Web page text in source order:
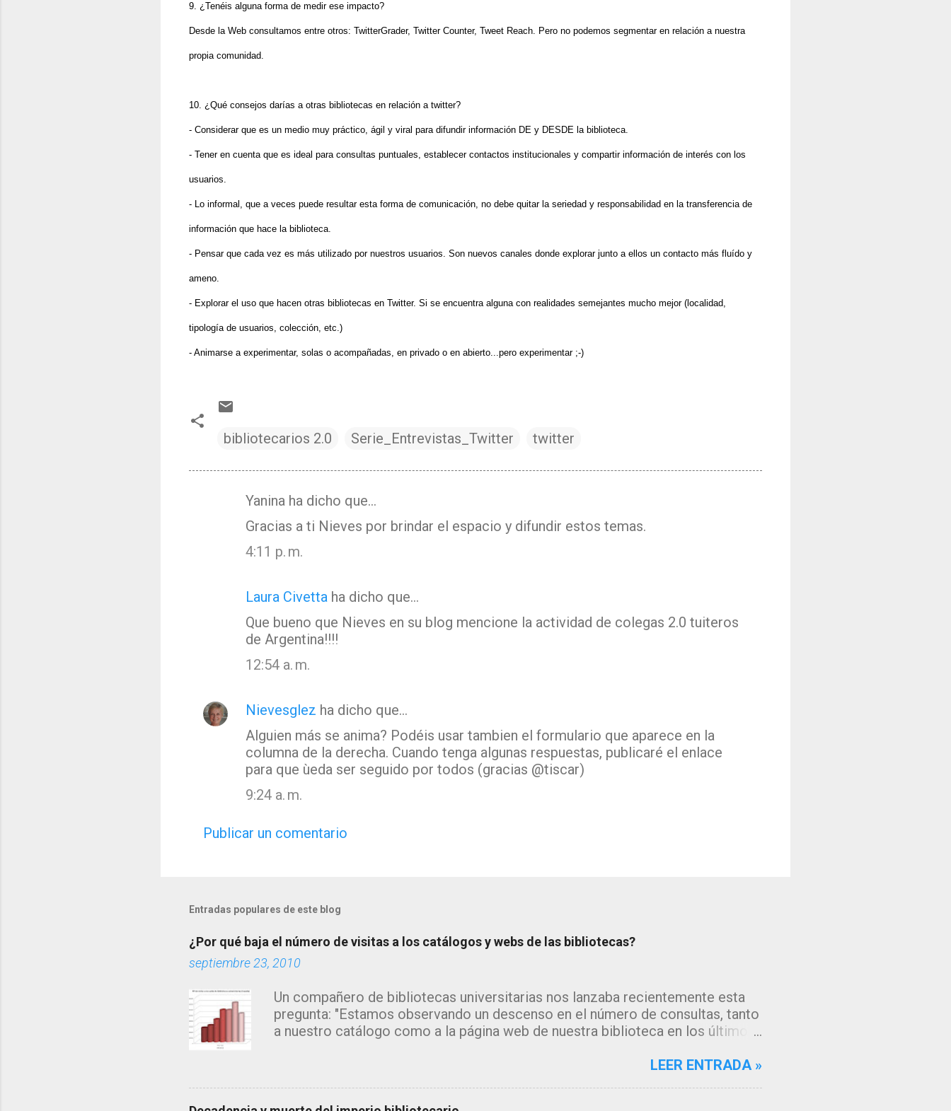
9. ¿Tenéis alguna forma de medir ese impacto?
Desde la Web consultamos entre otros: TwitterGrader, Twitter Counter, Tweet Reach. Pero no podemos segmentar en relación a nuestra
propia comunidad.
10. ¿Qué consejos darías a otras bibliotecas en relación a twitter?
- Considerar que es un medio muy práctico, ágil y viral para difundir información DE y DESDE la biblioteca.
- Tener en cuenta que es ideal para consultas puntuales, establecer contactos institucionales y compartir información de interés con los
usuarios.
- Lo informal, que a veces puede resultar esta forma de comunicación, no debe quitar la seriedad y responsabilidad en la transferencia de
información que hace la biblioteca.
- Pensar que cada vez es más utilizado por nuestros usuarios. Son nuevos canales donde explorar junto a ellos un contacto más fluído y
ameno.
- Explorar el uso que hacen otras bibliotecas en Twitter. Si se encuentra alguna con realidades semejantes mucho mejor (localidad,
tipología de usuarios, colección, etc.)
- Animarse a experimentar, solas o acompañadas, en privado o en abierto...pero experimentar ;-)
bibliotecarios 2.0 Serie_Entrevistas_Twitter twitter
s
Yanina ha dicho que…
Gracias a ti Nieves por brindar el espacio y difundir estos temas.
4:11 p. m.
Laura Civetta ha dicho que…
Que bueno que Nieves en su blog mencione la actividad de colegas 2.0 tuiteros
de Argentina!!!!
12:54 a. m.
Nievesglez ha dicho que…
Alguien más se anima? Podéis usar tambien el formulario que aparece en la
columna de la derecha. Cuando tenga algunas respuestas, publicaré el enlace
para que ùeda ser seguido por todos (gracias @tiscar)
9:24 a. m.
Publicar un comentario
Entradas populares de este blog
¿Por qué baja el número de visitas a los catálogos y webs de las bibliotecas?
septiembre 23, 2010
Un compañero de bibliotecas universitarias nos lanzaba recientemente esta
pregunta: "Estamos observando un descenso en el número de consultas, tanto
a nuestro catálogo como a la página web de nuestra biblioteca en los últimos
búsqueda de los grandes motores de búsqueda como google, que muestran
LEER ENTRADA »